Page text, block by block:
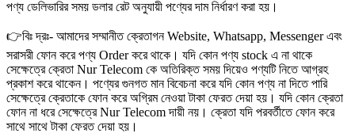
পণ্য ডেলিভারির সময় ডলার রেট অনুযায়ী পণ্যের দাম নির্ধারণ করা হয়।
👉বিঃ দ্রঃ- আমাদের সম্মানীত ক্রেতাগন Website, Whatsapp, Messenger এবং
সরাসরী ফোন করে পণ্য Order করে থাকে। যদি কোন পণ্য stock এ না থাকে
সেক্ষেত্রে ক্রেতা Nur Telecom কে অতিরিক্ত সময় দিয়েও পণ্যটি নিতে আগ্রহ
প্রকাশ করে থাকেন। পণ্যের গুনগত মান বিবেচনা করে যদি কোন পণ্য না দিতে পারি
সেক্ষেত্রে ক্রেতাকে ফোন করে অগ্রিম নেওয়া টাকা ফেরত দেয়া হয়। যদি কোন ক্রেতা
ফোন না ধরে সেক্ষেত্রে Nur Telecom দায়ী নয়। ক্রেতা যদি পরবর্তীতে ফোন করে
সাথে সাথে টাকা ফেরত দেয়া হয়।